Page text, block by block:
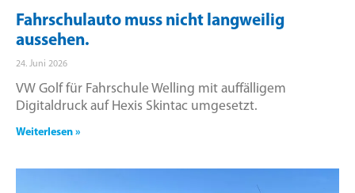
Fahrschulauto muss nicht langweilig
aussehen.
24. Juni 2026
VW Golf für Fahrschule Welling mit auffälligem
Digitaldruck auf Hexis Skintac umgesetzt.
Weiterlesen »